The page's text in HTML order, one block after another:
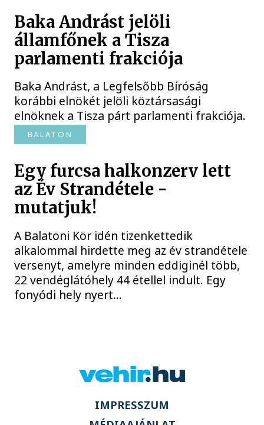
Baka Andrást jelöli
államfőnek a Tisza
parlamenti frakciója
Baka Andrást, a Legfelsőbb Bíróság
korábbi elnökét jelöli köztársasági
elnöknek a Tisza párt parlamenti frakciója.
BALATON
Egy furcsa halkonzerv lett
az Év Strandétele -
mutatjuk!
A Balatoni Kör idén tizenkettedik
alkalommal hirdette meg az év strandétele
versenyt, amelyre minden eddiginél több,
22 vendéglátóhely 44 étellel indult. Egy
fonyódi hely nyert...
IMPRESSZUM